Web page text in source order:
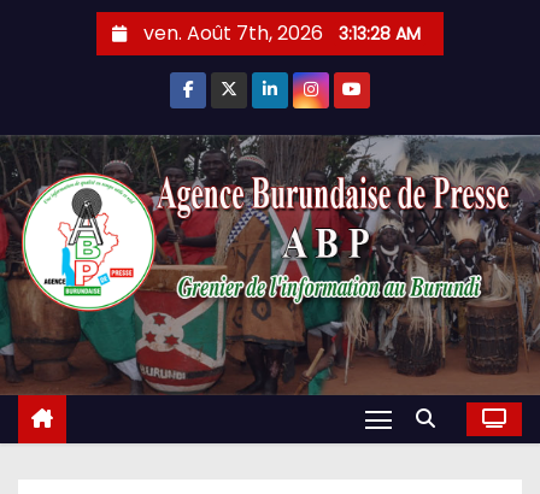
ven. Août 7th, 2026 3:13:29 AM